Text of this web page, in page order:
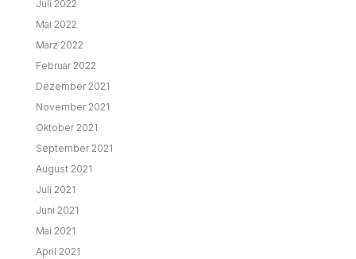
Juli 2022
Mai 2022
März 2022
Februar 2022
Dezember 2021
November 2021
Oktober 2021
September 2021
August 2021
Juli 2021
Juni 2021
Mai 2021
April 2021